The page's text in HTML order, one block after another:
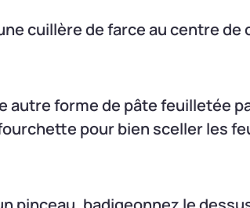
cuillère de farce au centre
autre forme de pâte feuilletée
pour bien sceller les